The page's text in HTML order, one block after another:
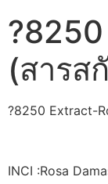
(สารส
?8250 Extract-
INCI :Rosa